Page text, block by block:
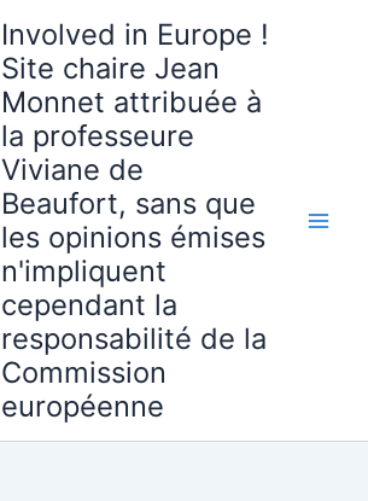
Involved in Europe !
Site chaire Jean
Monnet attribuée à
la professeure
Viviane de
Beaufort, sans que
les opinions émises
n'impliquent
cependant la
responsabilité de la
Commission
européenne